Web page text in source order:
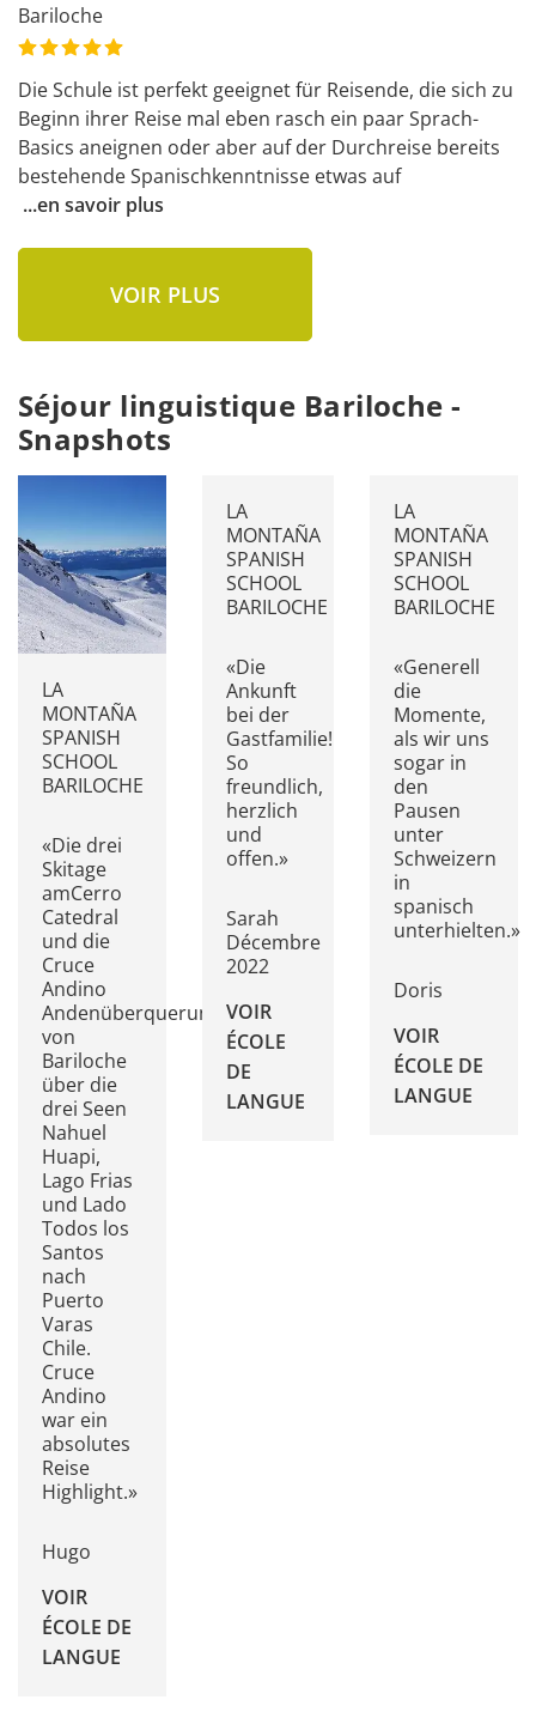
Bariloche
Die Schule ist perfekt geeignet für Reisende, die sich zu
Beginn ihrer Reise mal eben rasch ein paar Sprach-
Basics aneignen oder aber auf der Durchreise bereits
bestehende Spanischkenntnisse etwas auf
...en savoir plus
VOIR PLUS
Séjour linguistique Bariloche -
Snapshots
LA
MONTAÑA
SPANISH
SCHOOL
BARILOCHE
«Die drei
Skitage
amCerro
Catedral
und die
Cruce
Andino
Andenüberquerung
von
Bariloche
über die
drei Seen
Nahuel
Huapi,
Lago Frias
und Lado
Todos los
Santos
nach
Puerto
Varas
Chile.
Cruce
Andino
war ein
absolutes
Reise
Highlight.»
Hugo
VOIR
ÉCOLE DE
LANGUE
LA
MONTAÑA
SPANISH
SCHOOL
BARILOCHE
«Die
Ankunft
bei der
Gastfamilie!
So
freundlich,
herzlich
und
offen.»
Sarah
Décembre
2022
VOIR
ÉCOLE
DE
LANGUE
LA
MONTAÑA
SPANISH
SCHOOL
BARILOCHE
«Generell
die
Momente,
als wir uns
sogar in
den
Pausen
unter
Schweizern
in
spanisch
unterhielten.»
Doris
VOIR
ÉCOLE DE
LANGUE